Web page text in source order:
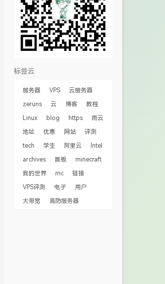
标签云
服务器 VPS
云服务器
zeruns
云 博客
教程
Linux
blog https
雨云
地址
优惠 网站
评测
tech
学生 阿里云
Intel
archives
面板
minecraft
我的世界
mc
链接
VPS评测
电子
用户
大带宽
高防服务器